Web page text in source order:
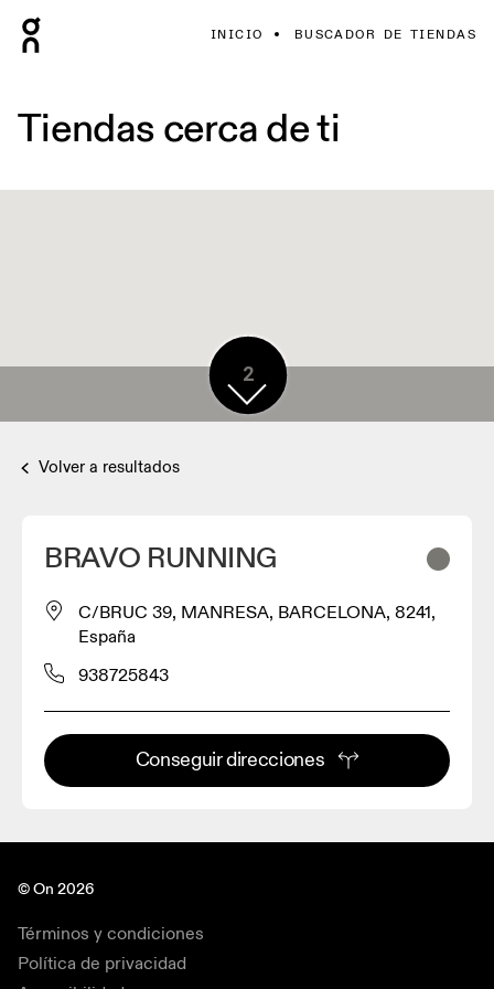
INICIO BUSCADOR DE TIENDAS
Tiendas cerca de ti
2
Volver a resultados
BRAVO RUNNING
C/BRUC 39, MANRESA, BARCELONA, 8241,
España
938725843
Conseguir direcciones
© On 2026
Términos y condiciones
Política de privacidad